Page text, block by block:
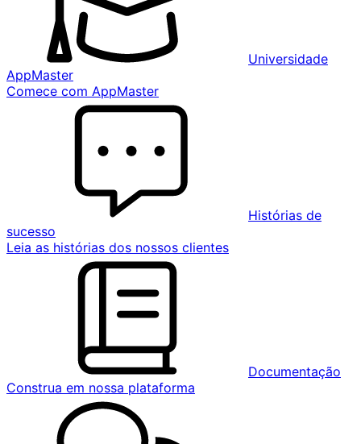
Universidade
AppMaster
Comece com AppMaster
Histórias de
sucesso
Leia as histórias dos nossos clientes
Documentação
Construa em nossa plataforma